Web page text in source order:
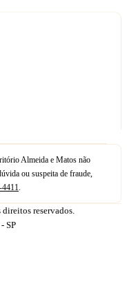
Almeida e Matos não
ou suspeita de fraude,
4411.
reservados.
SP